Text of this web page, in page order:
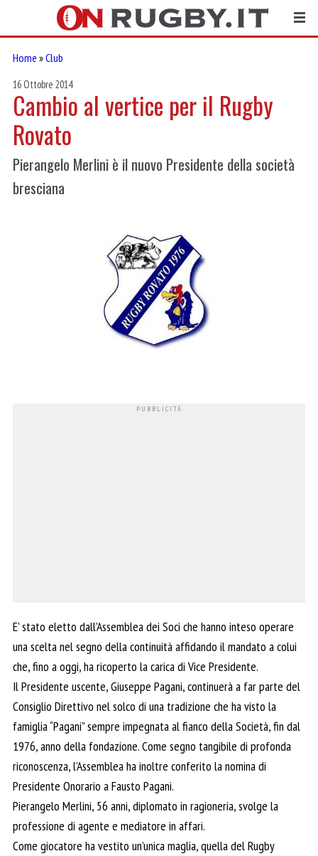
Home »Club
16 Ottobre 2014
Cambio al vertice per il Rugby
Rovato
Pierangelo Merlini è il nuovo Presidente della società
bresciana
E’ stato eletto dall’Assemblea dei Soci che hanno inteso operare
una scelta nel segno della continuità affidando il mandato a colui
che, fino a oggi, ha ricoperto la carica di Vice Presidente.
Il Presidente uscente, Giuseppe Pagani, continuerà a far parte del
Consiglio Direttivo nel solco di una tradizione che ha visto la
famiglia “Pagani” sempre impegnata al fianco della Società, fin dal
1976, anno della fondazione. Come segno tangibile di profonda
riconoscenza, l’Assemblea ha inoltre conferito la nomina di
Presidente Onorario a Fausto Pagani.
Pierangelo Merlini, 56 anni, diplomato in ragioneria, svolge la
professione di agente e mediatore in affari.
Come giocatore ha vestito un’unica maglia, quella del Rugby